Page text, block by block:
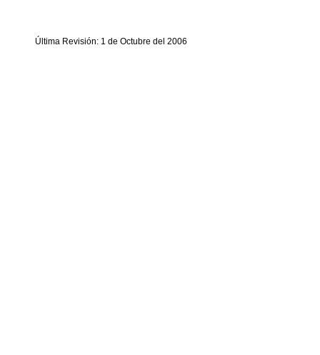
Última Revisión: 1 de Octubre del 2006